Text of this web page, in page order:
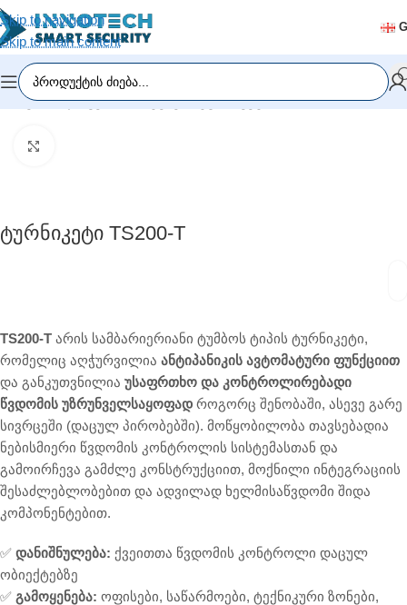
Skip to navigation
Skip to main content
მთავარი/დაშვების სისტემები/ტურნიკეტი
Ტურნიკეტი TS200-T
TS200-T არის სამბარიერიანი ტუმბოს ტიპის ტურნიკეტი,
რომელიც აღჭურვილია ანტიპანიკის ავტომატური ფუნქციით
და განკუთვნილია უსაფრთხო და კონტროლირებადი
წვდომის უზრუნველსაყოფად როგორც შენობაში, ასევე გარე
სივრცეში (დაცულ პირობებში). მოწყობილობა თავსებადია
ნებისმიერი წვდომის კონტროლის სისტემასთან და
გამოირჩევა გამძლე კონსტრუქციით, მოქნილი ინტეგრაციის
შესაძლებლობებით და ადვილად ხელმისაწვდომი შიდა
კომპონენტებით.
✅ დანიშნულება: ქვეითთა წვდომის კონტროლი დაცულ
ობიექტებზე
✅ გამოყენება: ოფისები, საწარმოები, ტექნიკური ზონები,